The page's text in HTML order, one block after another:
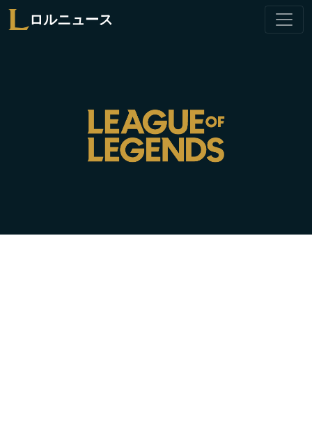
ロルニュース